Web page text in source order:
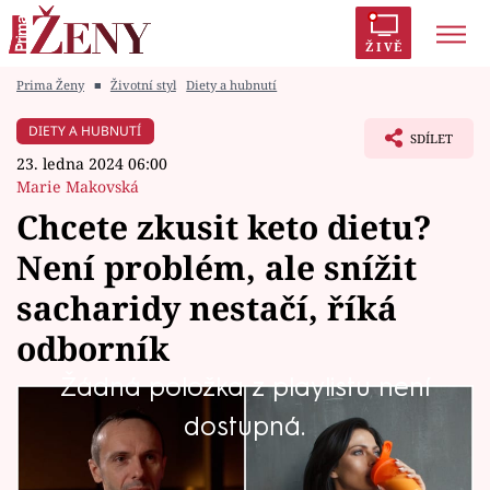
ŽIVĚ
Módní alarm
Zrádci
Témata
Celebrity
Vztahy
Seriály
Prima Ženy ■ Životní styl Diety a hubnutí
DIETY A HUBNUTÍ
23. ledna 2024 06:00
Marie Makovská
SDÍLET
Chcete zkusit keto dietu?
Není problém, ale snížit
sacharidy nestačí, říká
odborník
Žádná položka z playlistu není
dostupná.
Kdo ji zkusil a správně dodržoval, potvrdí, že
na hubnutí opravdu funguje. Řeč je o
kontroverzní keto dietě, před kterou někteří